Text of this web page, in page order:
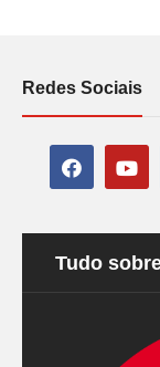
Redes Sociais
Tudo